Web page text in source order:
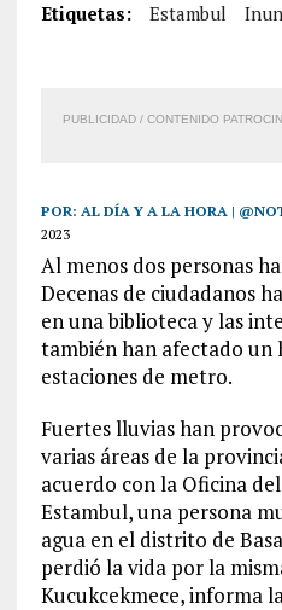
Etiquetas: Estambul
PUBLICIDAD / CONTENIDO
POR: AL DÍA Y A LA HORA |
2023
Al menos dos personas
Decenas de ciudadanos
en una biblioteca y las
también han afectado un
estaciones de metro.
Fuertes lluvias han
varias áreas de la
acuerdo con la Oficina
Estambul, una persona
agua en el distrito de
perdió la vida por la
Kucukcekmece, informa